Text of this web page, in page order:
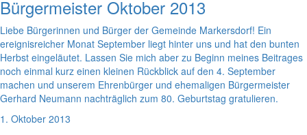
Bürgermeister Oktober 2013
Liebe Bürgerinnen und Bürger der Gemeinde Markersdorf! Ein
ereignisreicher Monat September liegt hinter uns und hat den bunten
Herbst eingeläutet. Lassen Sie mich aber zu Beginn meines Beitrages
noch einmal kurz einen kleinen Rückblick auf den 4. September
machen und unserem Ehrenbürger und ehemaligen Bürgermeister
Gerhard Neumann nachträglich zum 80. Geburtstag gratulieren.
1. Oktober 2013